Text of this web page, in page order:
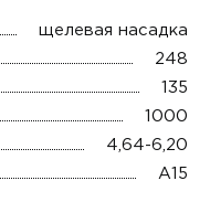
щелевая насадка
248
135
1000
4,64-6,20
A15